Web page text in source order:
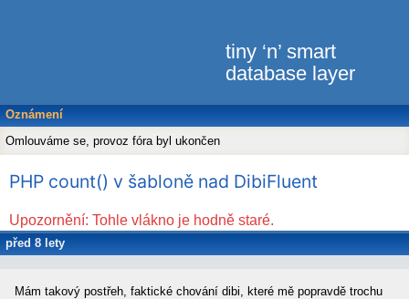
tiny ‘n’ smart
database layer
Oznámení
Omlouváme se, provoz fóra byl ukončen
PHP count() v šabloně nad DibiFluent
Upozornění: Tohle vlákno je hodně staré.
před 8 lety
Mám takový postřeh, faktické chování dibi, které mě popravdě trochu